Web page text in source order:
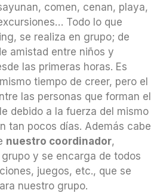
comen, cenan, playa,
Todo lo que
se realiza en grupo; de
amistad entre niños y
las primeras horas. Es
tiempo de creer, pero el
las personas que forman el
debido a la fuerza del mismo
tan pocos días. Además cabe
nuestro coordinador,
y se encarga de todos
juegos, etc., que se
nuestro grupo.